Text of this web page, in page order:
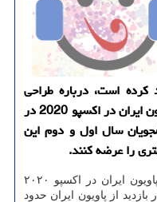
کرده است، درباره طراحی
داخلی آن می گوید: طراحی داخلی پاویون ایران در اکسپو 2020 در
سال اول و دوم این
را عرضه کنند.
وحید قبادیان ـ معمار ـ که بتازگی از پاویون ایران در اکسپو ۲۰۲۰
از پاویون ایران حدود